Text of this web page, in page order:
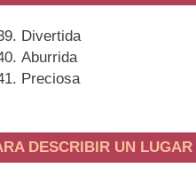
Divertida
Aburrida
Preciosa
DESCRIBIR UN LUGAR